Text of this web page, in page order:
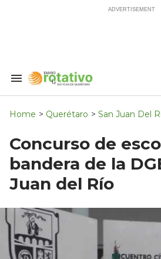
Search
Navigation
Home > Querétaro > San Juan Del
Concurso de
bandera de la
Juan del Río